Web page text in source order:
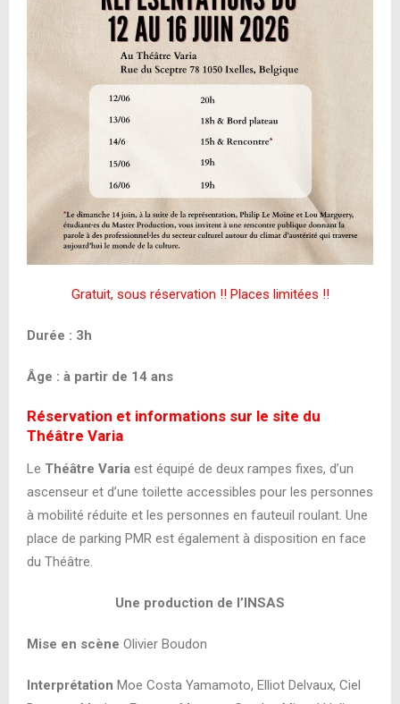
Gratuit, sous réservation !! Places limitées !!
Durée : 3h
Âge : à partir de 14 ans
Réservation et informations sur le site du
Théâtre Varia
Le Théâtre Varia est équipé de deux rampes fixes, d’un
ascenseur et d’une toilette accessibles pour les personnes
à mobilité réduite et les personnes en fauteuil roulant. Une
place de parking PMR est également à disposition en face
du Théâtre.
Une production de l’INSAS
Mise en scène Olivier Boudon
Interprétation Moe Costa Yamamoto, Elliot Delvaux, Ciel